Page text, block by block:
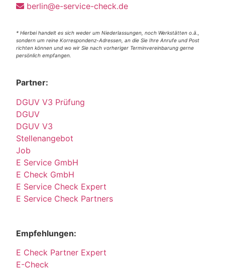
berlin@e-service-check.de
* Hierbei handelt es sich weder um Niederlassungen, noch Werkstätten o.ä.,
sondern um reine Korrespondenz-Adressen, an die Sie Ihre Anrufe und Post
richten können und wo wir Sie nach vorheriger Terminvereinbarung gerne
persönlich empfangen.
Partner:
DGUV V3 Prüfung
DGUV
DGUV V3
Stellenangebot
Job
E Service GmbH
E Check GmbH
E Service Check Expert
E Service Check Partners
Empfehlungen:
E Check Partner Expert
E-Check